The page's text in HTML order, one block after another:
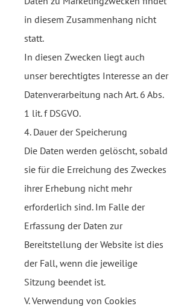
in diesem Zusammenhang nicht
statt.
In diesen Zwecken liegt auch
unser berechtigtes Interesse an der
Datenverarbeitung nach Art. 6 Abs.
1 lit. f DSGVO.
4. Dauer der Speicherung
Die Daten werden gelöscht, sobald
sie für die Erreichung des Zweckes
ihrer Erhebung nicht mehr
erforderlich sind. Im Falle der
Erfassung der Daten zur
Bereitstellung der Website ist dies
der Fall, wenn die jeweilige
Sitzung beendet ist.
V. Verwendung von Cookies